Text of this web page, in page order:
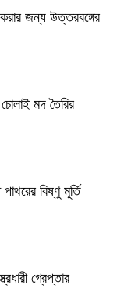
জন্য উত্তরবঙ্গের
চোলাই মদ তৈরির
বিষ্ণু মূর্তি
গ্রেপ্তার